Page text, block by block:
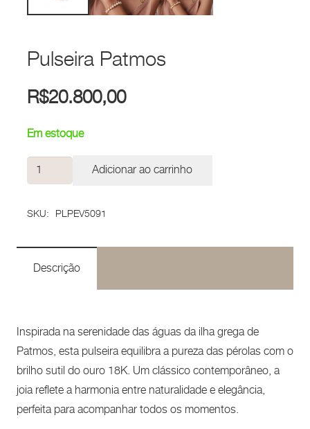
Pulseira Patmos
R$20.800,00
Em estoque
Pulseira
Patmos
Adicionar ao carrinho
SKU: PLPEV5091
Descrição
Inspirada na serenidade das águas da ilha grega de
Patmos, esta pulseira equilibra a pureza das pérolas com o
brilho sutil do ouro 18K. Um clássico contemporâneo, a
joia reflete a harmonia entre naturalidade e elegância,
perfeita para acompanhar todos os momentos.